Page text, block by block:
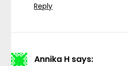
Reply
Annika H says: